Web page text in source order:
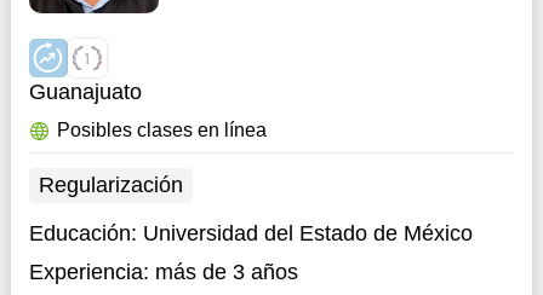
Guanajuato
Posibles clases en línea
Regularización
Educación: Universidad del Estado de México
Experiencia: más de 3 años